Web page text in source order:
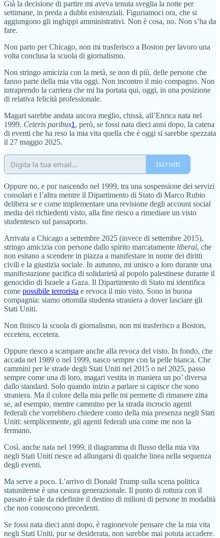
Già la decisione di partire mi aveva tenuta sveglia la notte per
settimane, in preda a dubbi esistenziali. Figuriamoci ora, che si
aggiungono gli inghippi amministrativi. Non è cosa, no. Non s’ha da
fare.
Non parto per Chicago, non mi trasferisco a Boston per lavoro una
volta conclusa la scuola di giornalismo.
Non stringo amicizia con la metà, se non di più, delle persone che
fanno parte della mia vita oggi. Non incontro il mio compagno. Non
intraprendo la carriera che mi ha portata qui, oggi, in una posizione
di relativa felicità professionale.
Magari sarebbe andata ancora meglio, chissà, all’Enrica nata nel
1999. Ceteris paribus1 , però, se fossi nata dieci anni dopo, la catena
di eventi che ha reso la mia vita quella che è oggi si sarebbe spezzata
il 27 maggio 2025.
Iscriviti
Oppure no, e pur nascendo nel 1999, tra una sospensione dei servizi
consolari e l’altra mentre il Dipartimento di Stato di Marco Rubio
delibera se e come implementare una revisione degli account social
media dei richiedenti visto, alla fine riesco a rimediare un visto
studentesco sul passaporto.
Arrivata a Chicago a settembre 2025 (invece di settembre 2015),
stringo amicizia con persone dallo spirito marcatamente liberal, che
non esitano a scendere in piazza a manifestare in nome dei diritti
civili e la giustizia sociale. In autunno, mi unisco a loro durante una
manifestazione pacifica di solidarietà al popolo palestinese durante il
genocidio di Israele a Gaza. Il Dipartimento di Stato mi identifica
come possibile terrorista e revoca il mio visto. Sono in buona
compagnia: siamo ottomila studentə stranierə a dover lasciare gli
Stati Uniti.
Non finisco la scuola di giornalismo, non mi trasferisco a Boston,
eccetera, eccetera.
Oppure riesco a scampare anche alla revoca del visto. In fondo, che
accada nel 1989 o nel 1999, nasco sempre con la pelle bianca. Che
cammini per le strade degli Stati Uniti nel 2015 o nel 2025, passo
sempre come una di loro, magari vestita in maniera un po’ diversa
dallo standard. Solo quando inizio a parlare si capisce che sono
straniera. Ma il colore della mia pelle mi permette di rimanere zitta
se, ad esempio, mentre cammino per la strada incrocio agenti
federali che vorrebbero chiedere conto della mia presenza negli Stati
Uniti: semplicemente, gli agenti federali una come me non la
fermano.
Così, anche nata nel 1999, il diagramma di flusso della mia vita
negli Stati Uniti riesce ad allungarsi di qualche linea nella sequenza
degli eventi.
Ma serve a poco. L’arrivo di Donald Trump sulla scena politica
statunitense è una cesura generazionale. Il punto di rottura con il
passato è tale da ridefinire il destino di milioni di persone in modalità
che non conoscono precedenti.
Se fossi nata dieci anni dopo, è ragionevole pensare che la mia vita
negli Stati Uniti, pur se desiderata, non sarebbe mai potuta accadere.